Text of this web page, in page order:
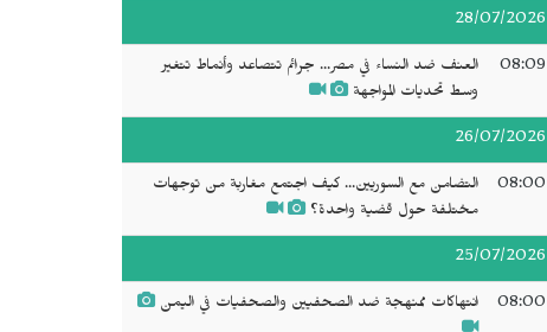
28/07/2026
08:09
العنف ضد النساء في مصر... جرائم تتصاعد وأنماط تتغير
وسط تحديات المواجهة
26/07/2026
08:00
التضامن مع السوريين... كيف اجتمع مغاربة من توجهات
مختلفة حول قضية واحدة؟
25/07/2026
08:00 انتهاكات ممنهجة ضد الصحفيين والصحفيات في اليمن